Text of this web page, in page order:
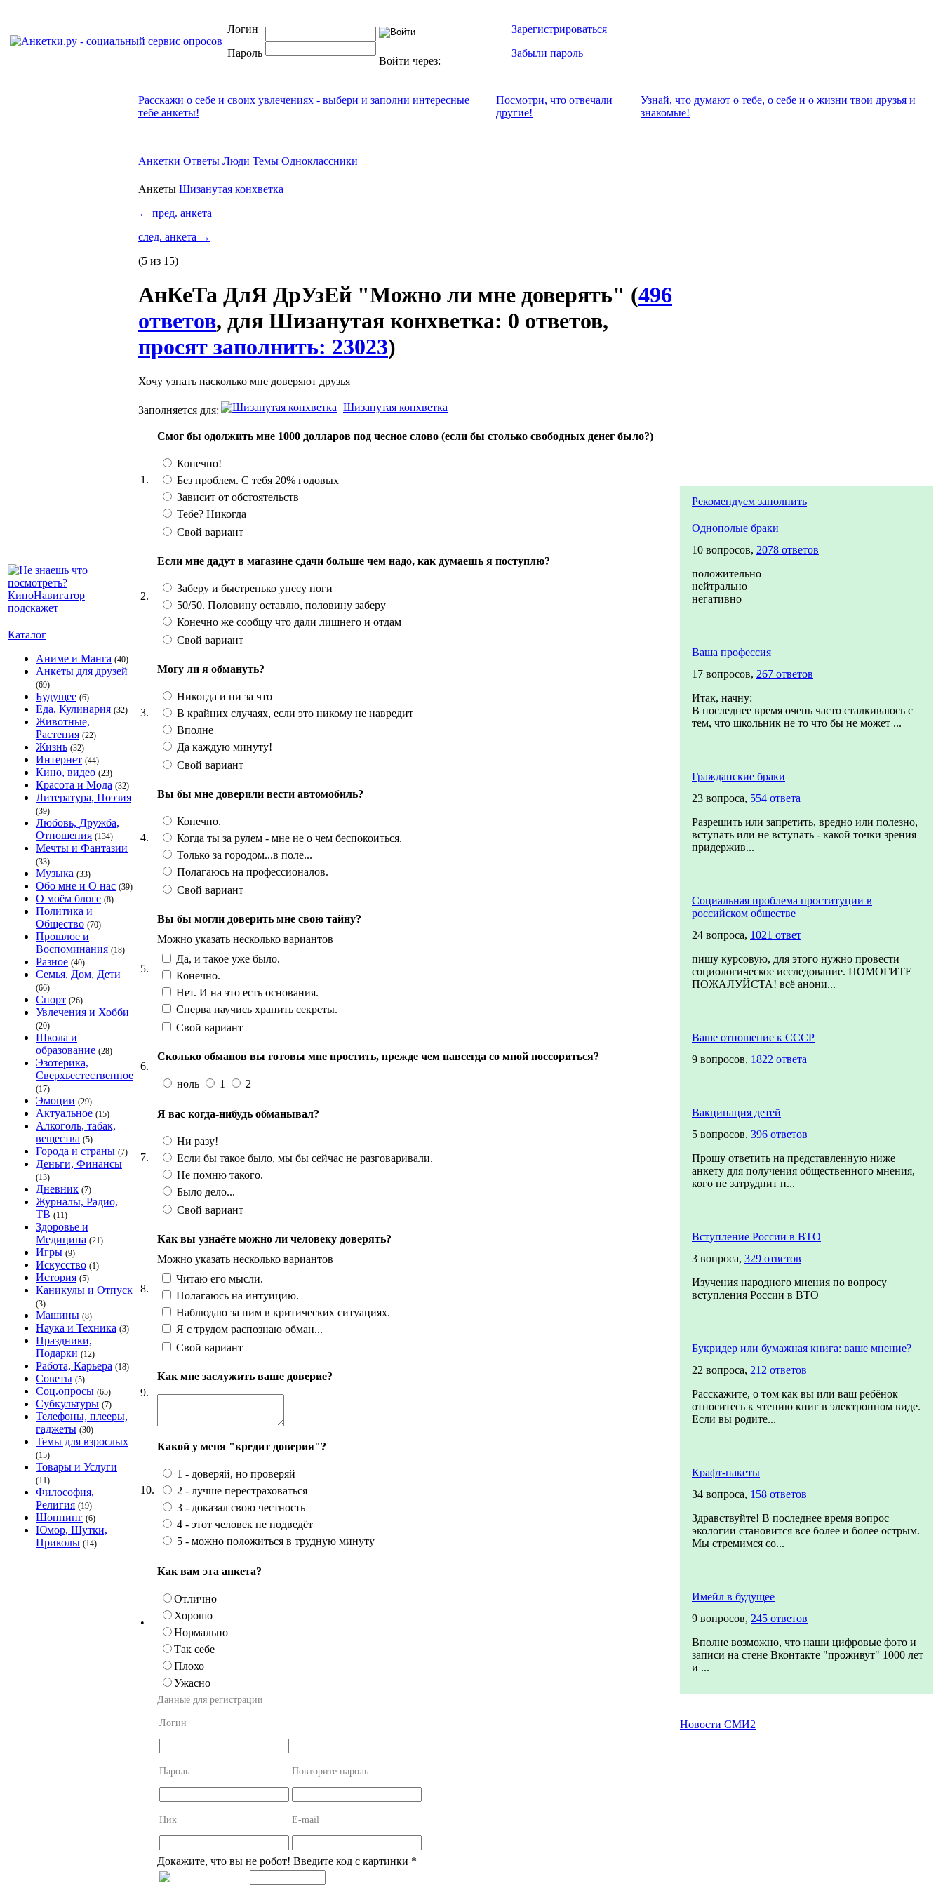
Логин
Пароль
Войти через:
Зарегистрироваться
Забыли пароль
Каталог
Аниме и Манга (40)
Анкеты для друзей
(69)
Будущее (6)
Еда, Кулинария (32)
Животные,
Растения (22)
Жизнь (32)
Интернет (44)
Кино, видео (23)
Красота и Мода (32)
Литература, Поэзия
(39)
Любовь, Дружба,
Отношения (134)
Мечты и Фантазии
(33)
Музыка (33)
Обо мне и О нас (39)
О моём блоге (8)
Политика и
Общество (70)
Прошлое и
Воспоминания (18)
Разное (40)
Семья, Дом, Дети
(66)
Спорт (26)
Увлечения и Хобби
(20)
Школа и
образование (28)
Эзотерика,
Сверхъестественное
(17)
Эмоции (29)
Актуальное (15)
Алкоголь, табак,
вещества (5)
Города и страны (7)
Деньги, Финансы
(13)
Дневник (7)
Журналы, Радио,
ТВ (11)
Здоровье и
Медицина (21)
Игры (9)
Искусство (1)
История (5)
Каникулы и Отпуск
(3)
Машины (8)
Наука и Техника (3)
Праздники,
Подарки (12)
Работа, Карьера (18)
Советы (5)
Соц.опросы (65)
Субкультуры (7)
Телефоны, плееры,
гаджеты (30)
Темы для взрослых
(15)
Товары и Услуги
(11)
Философия,
Религия (19)
Шоппинг (6)
Юмор, Шутки,
Приколы (14)
Расскажи о себе и своих увлечениях - выбери и заполни интересные
тебе анкеты!
Посмотри, что отвeчали
другие!
Узнай, что думают о тебе, о себе и о жизни твои друзья и
знакомые!
Анкетки Ответы Люди Темы Одноклассники
Анкеты Шизанутая конхветка
← пред. анкета
след. анкета →
(5 из 15)
АнКеТа ДлЯ ДрУзЕй "Можно ли мне доверять" (496
ответов, для Шизанутая конхветка: 0 ответов,
просят заполнить: 23023)
Хочу узнать насколько мне доверяют друзья
Заполняется для: Шизанутая конхветка
1.
Смог бы одолжить мне 1000 долларов под чесное слово (если бы столько свободных денег было?)
Конечно!
Без проблем. С тебя 20% годовых
Зависит от обстоятельств
Тебе? Никогда
Свой вариант
2.
Если мне дадут в магазине сдачи больше чем надо, как думаешь я поступлю?
Заберу и быстренько унесу ноги
50/50. Половину оставлю, половину заберу
Конечно же сообщу что дали лишнего и отдам
Свой вариант
3.
Могу ли я обмануть?
Никогда и ни за что
В крайних случаях, если это никому не навредит
Вполне
Да каждую минуту!
Свой вариант
4.
Вы бы мне доверили вести автомобиль?
Конечно.
Когда ты за рулем - мне не о чем беспокоиться.
Только за городом...в поле...
Полагаюсь на профессионалов.
Свой вариант
5.
Вы бы могли доверить мне свою тайну?
Можно указать несколько вариантов
Да, и такое уже было.
Конечно.
Нет. И на это есть основания.
Сперва научись хранить секреты.
Свой вариант
6.
Сколько обманов вы готовы мне простить, прежде чем навсегда со мной поссориться?
ноль 1 2
7.
Я вас когда-нибудь обманывал?
Ни разу!
Если бы такое было, мы бы сейчас не разговаривали.
Не помню такого.
Было дело...
Свой вариант
8.
Как вы узнаёте можно ли человеку доверять?
Можно указать несколько вариантов
Читаю его мысли.
Полагаюсь на интуицию.
Наблюдаю за ним в критических ситуациях.
Я с трудом распознаю обман...
Свой вариант
9.
Как мне заслужить ваше доверие?
10.
Какой у меня "кредит доверия"?
1 - доверяй, но проверяй
2 - лучше перестраховаться
3 - доказал свою честность
4 - этот человек не подведёт
5 - можно положиться в трудную минуту
•
Как вам эта анкета?
Отлично
Хорошо
Нормально
Так себе
Плохо
Ужасно
Данные для регистрации
Логин
Пароль Повторите пароль
Ник E-mail
Докажите, что вы не робот! Введите код с картинки *
Рекомендуем заполнить
Однополые браки
10 вопросов, 2078 ответов
положительно
нейтрально
негативно
Ваша профессия
17 вопросов, 267 ответов
Итак, начну:
В последнее время очень часто сталкиваюсь с
тем, что школьник не то что бы не может ...
Гражданские браки
23 вопроса, 554 ответа
Разрешить или запретить, вредно или полезно,
вступать или не вступать - какой точки зрения
придержив...
Социальная проблема проституции в
российском обществе
24 вопроса, 1021 ответ
пишу курсовую, для этого нужно провести
социологическое исследование. ПОМОГИТЕ
ПОЖАЛУЙСТА! всё анони...
Ваше отношение к СССР
9 вопросов, 1822 ответа
Вакцинация детей
5 вопросов, 396 ответов
Прошу ответить на представленную ниже
анкету для получения общественного мнения,
кого не затруднит п...
Вступление России в ВТО
3 вопроса, 329 ответов
Изучения народного мнения по вопросу
вступления России в ВТО
Букридер или бумажная книга: ваше мнение?
22 вопроса, 212 ответов
Расскажите, о том как вы или ваш ребёнок
относитесь к чтению книг в электронном виде.
Если вы родите...
Крафт-пакеты
34 вопроса, 158 ответов
Здравствуйте! В последнее время вопрос
экологии становится все более и более острым.
Мы стремимся со...
Имейл в будущее
9 вопросов, 245 ответов
Вполне возможно, что наши цифровые фото и
записи на стене Вконтакте "проживут" 1000 лет
и ...
Новости СМИ2